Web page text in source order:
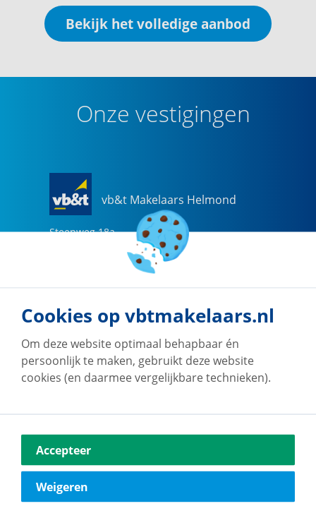
Bekijk het volledige aanbod
Onze vestigingen
vb&t Makelaars Helmond
Steenweg 18a
helmond@vbtmakelaars.nl
Naar vestiging
Vestdijk 180
5611 CZ Eindhoven
040-2696949
Cookies op vbtmakelaars.nl
Om deze website optimaal behapbaar én
persoonlijk te maken, gebruikt deze website
cookies (en daarmee vergelijkbare technieken).
Accepteer
Weigeren